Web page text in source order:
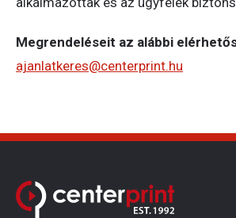
Megrendeléseit az alábbi
ajanlatkeres@centerprint.hu